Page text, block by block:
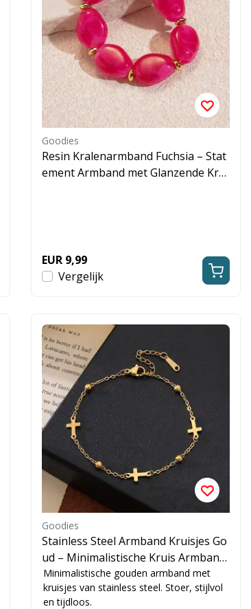
Goodies
Resin Kralenarmband Fuchsia – Stat
ement Armband met Glanzende Kral
EUR 9,99
Vergelijk
Goodies
Stainless Steel Armband Kruisjes Go
ud – Minimalistische Kruis Armband
Dames
Minimalistische gouden armband met
kruisjes van stainless steel. Stoer, stijlvol
en tijdloos.